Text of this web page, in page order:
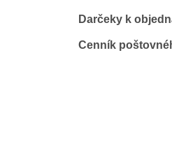
Darčeky k
Cenník